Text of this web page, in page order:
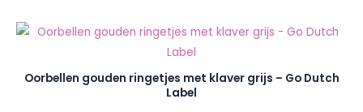
Oorbellen gouden ringetjes met klaver grijs – Go Dutch
Label